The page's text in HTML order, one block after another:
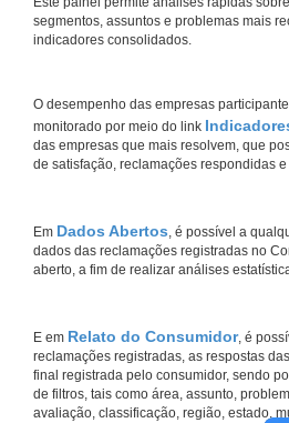
segmentos, assuntos e problemas mais
indicadores consolidados.
O desempenho das empresas
monitorado por meio do link
das empresas que mais resolvem, que
de satisfação, reclamações respondidas
Em Dados Abertos, é possível a
dados das reclamações registradas no
aberto, a fim de realizar análises
E em Relato do Consumidor, é
reclamações registradas, as respostas
final registrada pelo consumidor, sendo
de filtros, tais como área, assunto,
avaliação, classificação, região, estado,